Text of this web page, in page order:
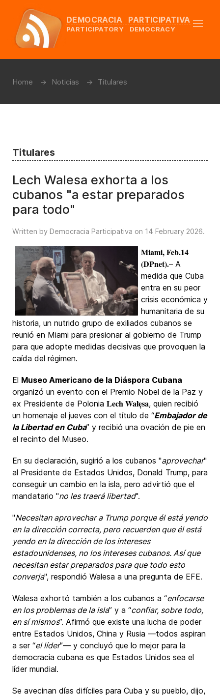
DEMOCRACIA PARTICIPATIVA
PARTICIPATORY DEMOCRACY
Home Noticias Titulares
Titulares
Lech Walesa exhorta a los
cubanos "a estar preparados
para todo"
Written by Democracia Participativa on 14 February 2026.
Miami, Feb.14
(DPnet).– A
medida que Cuba
entra en su peor
crisis económica y
humanitaria de su
historia, un nutrido grupo de exiliados cubanos se
reunió en Miami para presionar al gobierno de Trump
para que adopte medidas decisivas que provoquen la
caída del régimen.
El Museo Americano de la Diáspora Cubana
organizó un evento con el Premio Nobel de la Paz y
ex Presidente de Polonia Lech Wałęsa, quien recibió
un homenaje el jueves con el título de “Embajador de
la Libertad en Cuba” y recibió una ovación de pie en
el recinto del Museo.
En su declaración, sugirió a los cubanos "aprovechar"
al Presidente de Estados Unidos, Donald Trump, para
conseguir un cambio en la isla, pero advirtió que el
mandatario "no les traerá libertad".
"Necesitan aprovechar a Trump porque él está yendo
en la dirección correcta, pero recuerden que él está
yendo en la dirección de los intereses
estadounidenses, no los intereses cubanos. Así que
necesitan estar preparados para que todo esto
converja", respondió Walesa a una pregunta de EFE.
Walesa exhortó también a los cubanos a “enfocarse
en los problemas de la isla” y a “confiar, sobre todo,
en sí mismos”. Afirmó que existe una lucha de poder
entre Estados Unidos, China y Rusia —todos aspiran
a ser “el líder”— y concluyó que lo mejor para la
democracia cubana es que Estados Unidos sea el
líder mundial.
Se avecinan días difíciles para Cuba y su pueblo, dijo,